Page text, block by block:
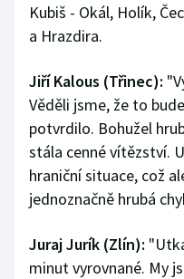
Kubiš - Okál, Holík,
a Hrazdira.
Jiří Kalous (Třinec):
Věděli jsme, že to
potvrdilo. Bohužel
stála cenné vítězství.
hraniční situace, což
jednoznačně hrubá
Juraj Jurík (Zlín):
minut vyrovnané. My